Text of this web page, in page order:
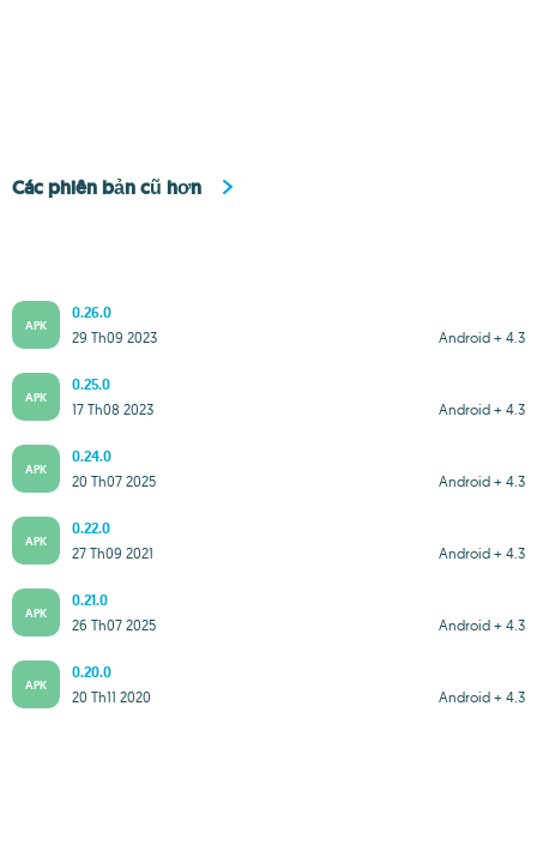
Các phiên bản cũ hơn
APK
0.26.0
Android + 4.3
29 Th09 2023
APK
0.25.0
Android + 4.3
17 Th08 2023
APK
0.24.0
Android + 4.3
20 Th07 2025
APK
0.22.0
Android + 4.3
27 Th09 2021
APK
0.21.0
Android + 4.3
26 Th07 2025
APK
0.20.0
Android + 4.3
20 Th11 2020